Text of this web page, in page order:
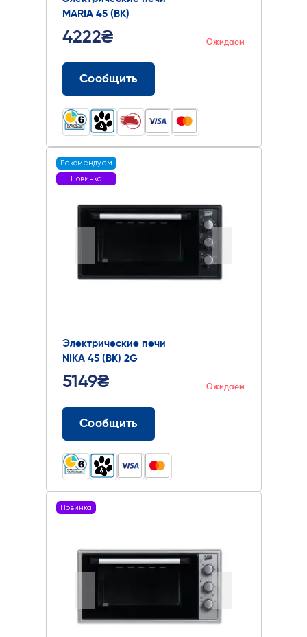
MARIA 45 (BK)
4222₴ Ожидаем
Сообщить
Рекомендуем
Новинка
Электрические печи
NIKA 45 (BK) 2G
5149₴ Ожидаем
Сообщить
Новинка